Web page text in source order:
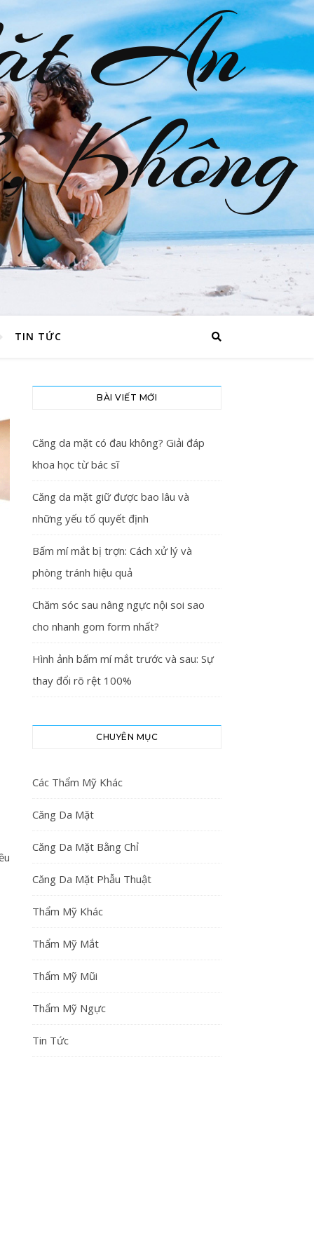
An
Không
TIN TỨC
BÀI VIẾT MỚI
Căng da mặt có đau không? Giải đáp
khoa học từ bác sĩ
Căng da mặt giữ được bao lâu và
những yếu tố quyết định
Bấm mí mắt bị trợn: Cách xử lý và
phòng tránh hiệu quả
Chăm sóc sau nâng ngực nội soi sao
cho nhanh gom form nhất?
Hình ảnh bấm mí mắt trước và sau: Sự
thay đổi rõ rệt 100%
CHUYÊN MỤC
Các Thẩm Mỹ Khác
Căng Da Mặt
Căng Da Mặt Bằng Chỉ
Căng Da Mặt Phẫu Thuật
Thẩm Mỹ Khác
Thẩm Mỹ Mắt
Thẩm Mỹ Mũi
Thẩm Mỹ Ngực
Tin Tức